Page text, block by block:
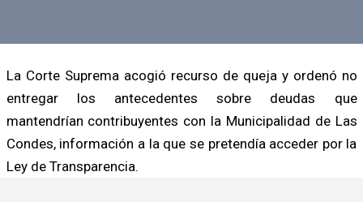
La Corte Suprema acogió recurso de queja y ordenó no
entregar los antecedentes sobre deudas que
mantendrían contribuyentes con la Municipalidad de Las
Condes, información a la que se pretendía acceder por la
Ley de Transparencia.